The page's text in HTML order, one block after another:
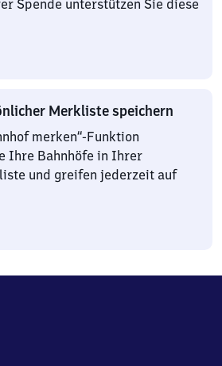
Spende unterstützen Sie diese
Merkliste speichern
merken“-Funktion
Ihre Bahnhöfe in Ihrer
und greifen jederzeit auf